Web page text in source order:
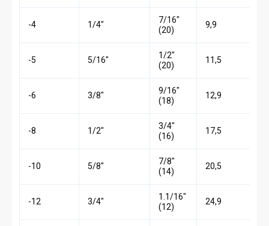
-4 1/4″
7/16″
(20)
9,9
-5 5/16″
1/2″
(20)
11,5
-6 3/8″
9/16″
(18)
12,9
-8 1/2″
3/4″
(16)
17,5
-10 5/8″
7/8″
(14)
20,5
-12 3/4″
1.1/16″
(12)
24,9